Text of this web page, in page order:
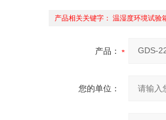
产品相关关键字： 温湿度环境试验
产品：
您的单位：